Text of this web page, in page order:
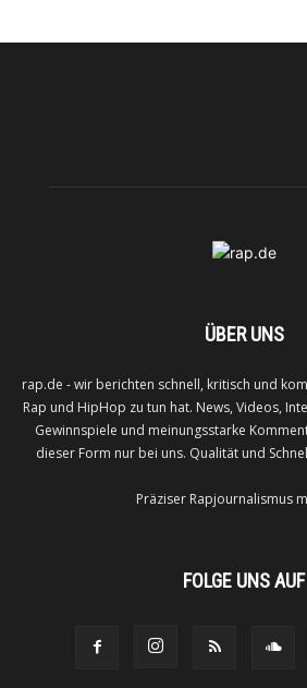
ÜBER UNS
rap.de - wir berichten schnell, kritisch und
Rap und HipHop zu tun hat. News, Videos,
Gewinnspiele und meinungsstarke
dieser Form nur bei uns. Qualität und
Präziser Rapjournalismus
FOLGE UNS AUF